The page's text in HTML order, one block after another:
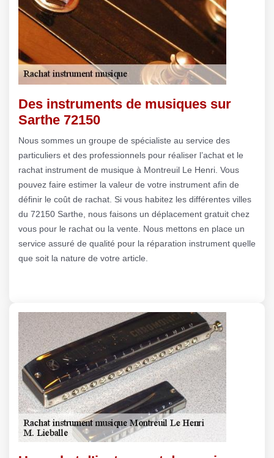
Des instruments de musiques sur
Sarthe 72150
Nous sommes un groupe de spécialiste au service des
particuliers et des professionnels pour réaliser l’achat et le
rachat instrument de musique à Montreuil Le Henri. Vous
pouvez faire estimer la valeur de votre instrument afin de
définir le coût de rachat. Si vous habitez les différentes villes
du 72150 Sarthe, nous faisons un déplacement gratuit chez
vous pour le rachat ou la vente. Nous mettons en place un
service assuré de qualité pour la réparation instrument quelle
que soit la nature de votre article.